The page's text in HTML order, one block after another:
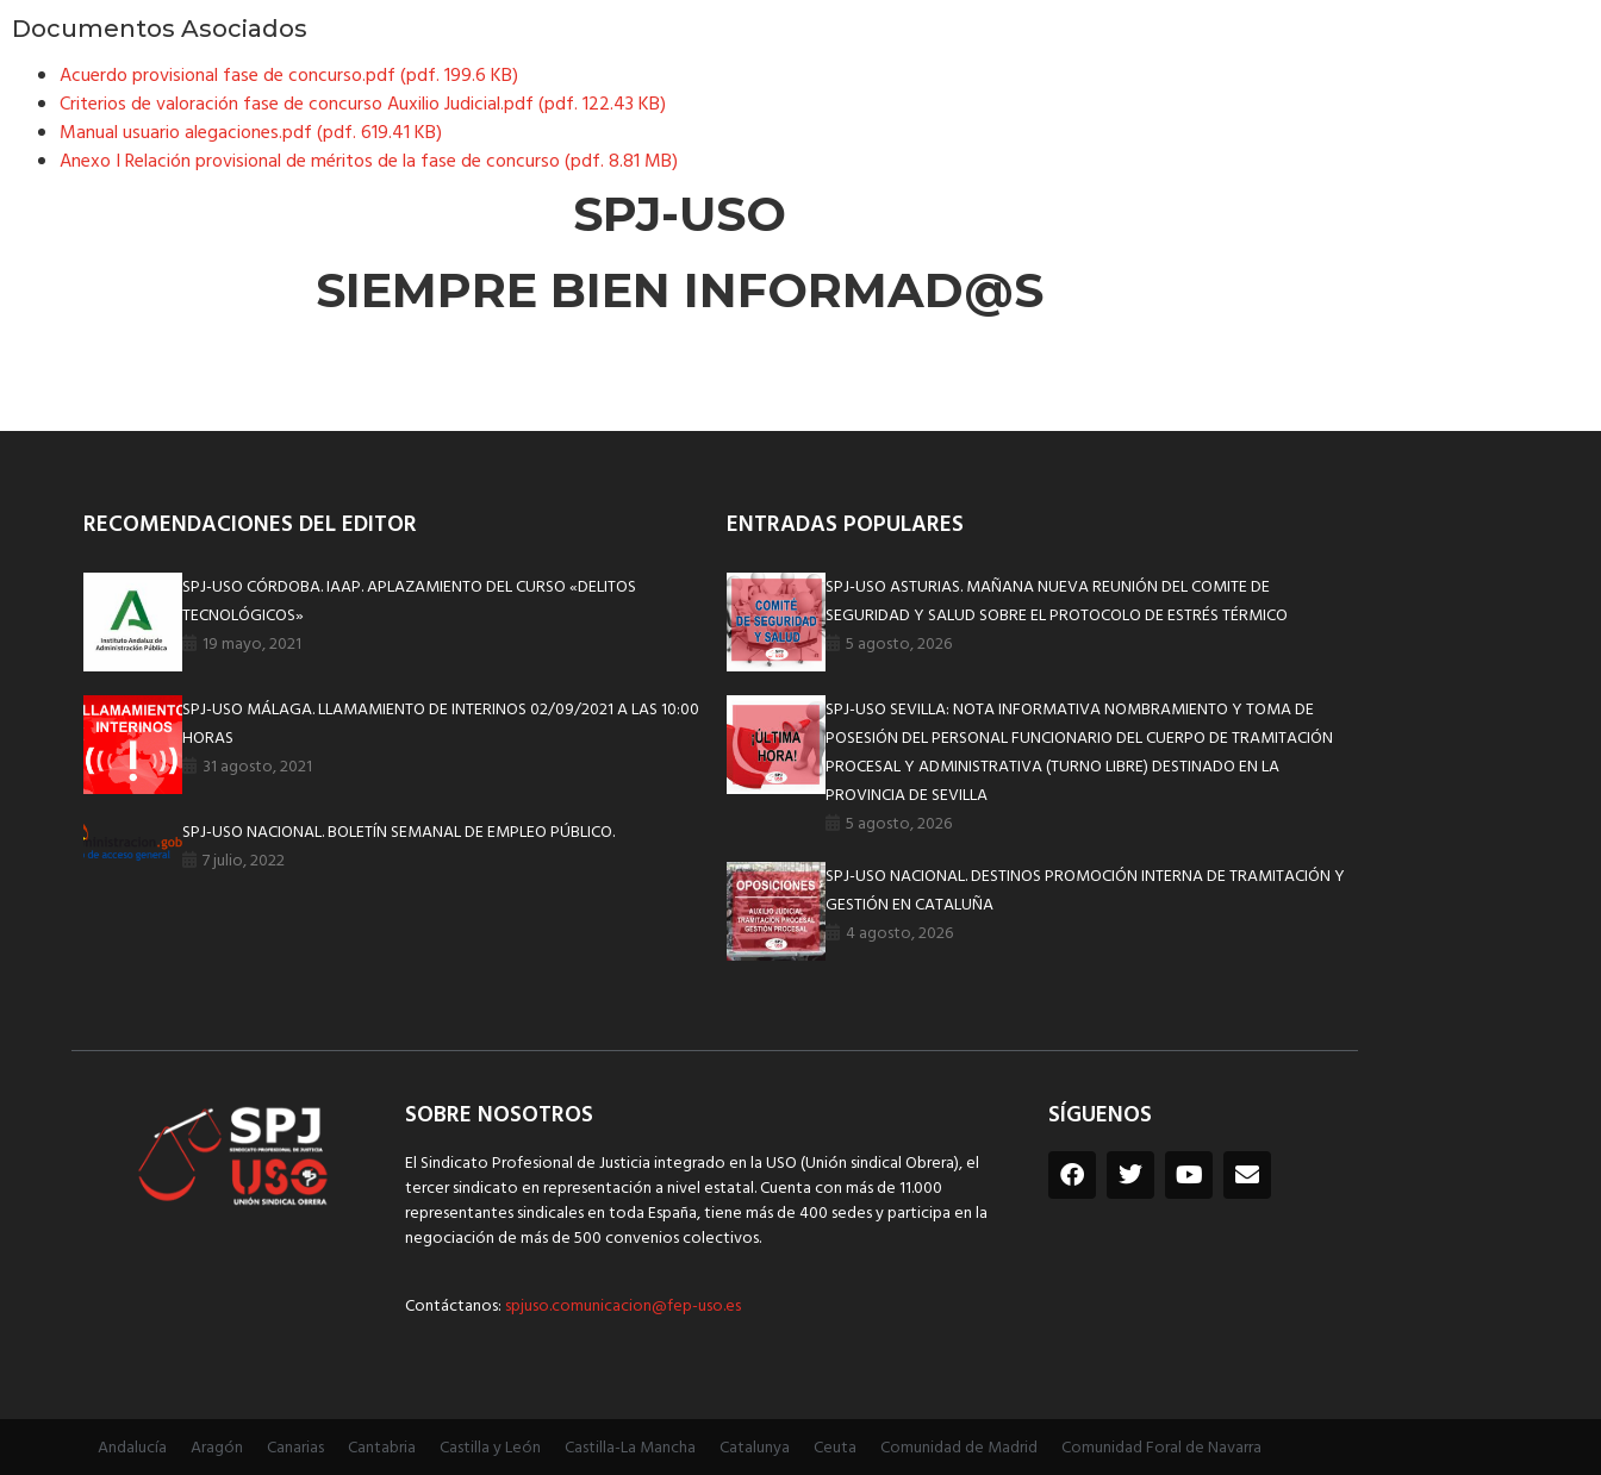
Documentos Asociados
Acuerdo provisional fase de concurso.pdf (pdf. 199.6 KB)
Criterios de valoración fase de concurso Auxilio Judicial.pdf (pdf. 122.43 KB)
Manual usuario alegaciones.pdf (pdf. 619.41 KB)
Anexo I Relación provisional de méritos de la fase de concurso (pdf. 8.81 MB)
SPJ-USO
SIEMPRE BIEN INFORMAD@S
RECOMENDACIONES DEL EDITOR
SPJ-USO CÓRDOBA. IAAP. APLAZAMIENTO DEL CURSO «DELITOS
TECNOLÓGICOS»
19 mayo, 2021
SPJ-USO MÁLAGA. LLAMAMIENTO DE INTERINOS 02/09/2021 A LAS 10:00
HORAS
31 agosto, 2021
SPJ-USO NACIONAL. BOLETÍN SEMANAL DE EMPLEO PÚBLICO.
7 julio, 2022
ENTRADAS POPULARES
SPJ-USO ASTURIAS. MAÑANA NUEVA REUNIÓN DEL COMITE DE
SEGURIDAD Y SALUD SOBRE EL PROTOCOLO DE ESTRÉS TÉRMICO
5 agosto, 2026
SPJ-USO SEVILLA: NOTA INFORMATIVA NOMBRAMIENTO Y TOMA DE
POSESIÓN DEL PERSONAL FUNCIONARIO DEL CUERPO DE TRAMITACIÓN
PROCESAL Y ADMINISTRATIVA (TURNO LIBRE) DESTINADO EN LA
PROVINCIA DE SEVILLA
5 agosto, 2026
SPJ-USO NACIONAL. DESTINOS PROMOCIÓN INTERNA DE TRAMITACIÓN Y
GESTIÓN EN CATALUÑA
4 agosto, 2026
SOBRE NOSOTROS
El Sindicato Profesional de Justicia integrado en la USO (Unión sindical Obrera), el
tercer sindicato en representación a nivel estatal. Cuenta con más de 11.000
representantes sindicales en toda España, tiene más de 400 sedes y participa en la
negociación de más de 500 convenios colectivos.
Contáctanos: spjuso.comunicacion@fep-uso.es
SÍGUENOS
Andalucía Aragón Canarias Cantabria Castilla y León Castilla-La Mancha Catalunya Ceuta Comunidad de Madrid
Comunidad Foral de Navarra